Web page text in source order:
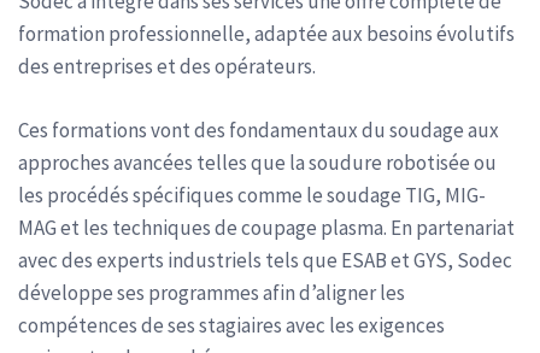
formation professionnelle, adaptée aux besoins évolutifs
des entreprises et des opérateurs.
Ces formations vont des fondamentaux du soudage aux
approches avancées telles que la soudure robotisée ou
les procédés spécifiques comme le soudage TIG, MIG-
MAG et les techniques de coupage plasma. En partenariat
avec des experts industriels tels que ESAB et GYS, Sodec
développe ses programmes afin d’aligner les
compétences de ses stagiaires avec les exigences